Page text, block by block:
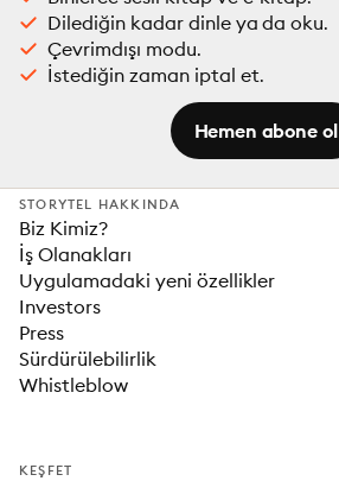
Dilediğin kadar dinle ya da oku.
Çevrimdışı modu.
İstediğin zaman iptal et.
Hemen abone ol
STORYTEL HAKKINDA
Biz Kimiz?
İş Olanakları
Uygulamadaki yeni özellikler
Investors
Press
Sürdürülebilirlik
Whistleblow
KEŞFET